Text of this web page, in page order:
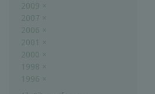
2009 ×
2007 ×
2006 ×
2001
×
2000 ×
1998 ×
1996 ×